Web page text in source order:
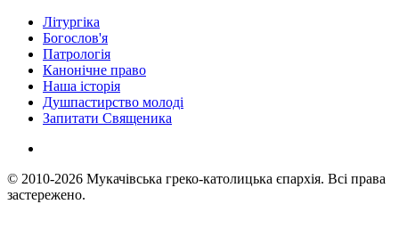
Літургіка
Богослов'я
Патрологія
Канонічне право
Наша історія
Душпастирство молоді
Запитати Священика
© 2010-2026 Мукачівська греко-католицька єпархія. Всі права
застережено.